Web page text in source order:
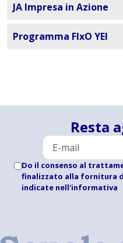
JA Impresa in Azione
Programma FIxO YEI
Resta
Do il consenso al
finalizzato alla fornitura
indicate nell'informativa